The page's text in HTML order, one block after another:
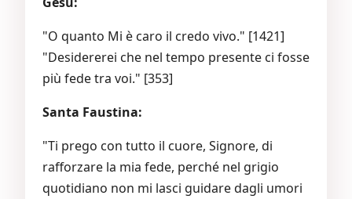
"O quanto Mi è caro il credo vivo." [1421]
"Desidererei che nel tempo presente ci fosse
più fede tra voi." [353]
Santa Faustina:
"Ti prego con tutto il cuore, Signore, di
rafforzare la mia fede, perché nel grigio
quotidiano non mi lasci guidare dagli umori